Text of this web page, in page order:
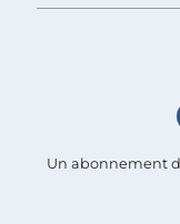
Un abonnement